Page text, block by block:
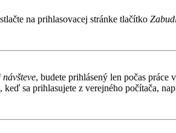
na prihlasovacej stránke tlačítko
, budete prihlásený len počas
sa prihlasujete z verejného počítača,